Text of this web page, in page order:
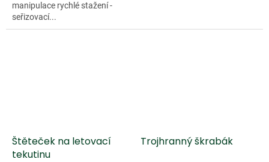
manipulace rychlé stažení -
seřizovací...
Štěteček na letovací
tekutinu
Trojhranný škrabák